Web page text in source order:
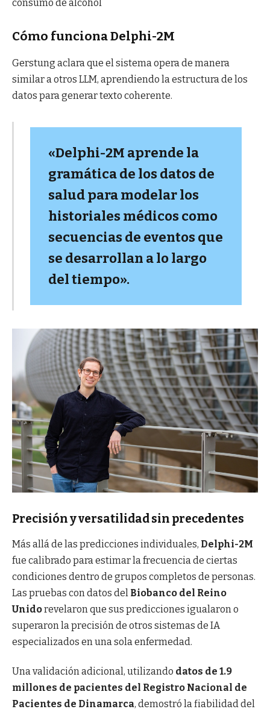
consumo de alcohol
Cómo funciona Delphi-2M
Gerstung aclara que el sistema opera de manera
similar a otros LLM, aprendiendo la estructura de los
datos para generar texto coherente.
«Delphi-2M aprende la
gramática de los datos de
salud para modelar los
historiales médicos como
secuencias de eventos que
se desarrollan a lo largo
del tiempo».
Precisión y versatilidad sin precedentes
Más allá de las predicciones individuales, Delphi-2M
fue calibrado para estimar la frecuencia de ciertas
condiciones dentro de grupos completos de personas.
Las pruebas con datos del Biobanco del Reino
Unidorevelaron que sus predicciones igualaron o
superaron la precisión de otros sistemas de IA
especializados en una sola enfermedad.
Una validación adicional, utilizando datos de 1.9
millones de pacientes del Registro Nacional de
Pacientes de Dinamarca, demostró la fiabilidad del